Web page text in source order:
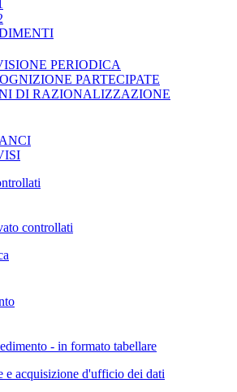
PERIODICA
PARTECIPATE
DI RAZIONALIZZAZIONE
controllati
- in formato tabellare
e acquisizione d'ufficio dei dati